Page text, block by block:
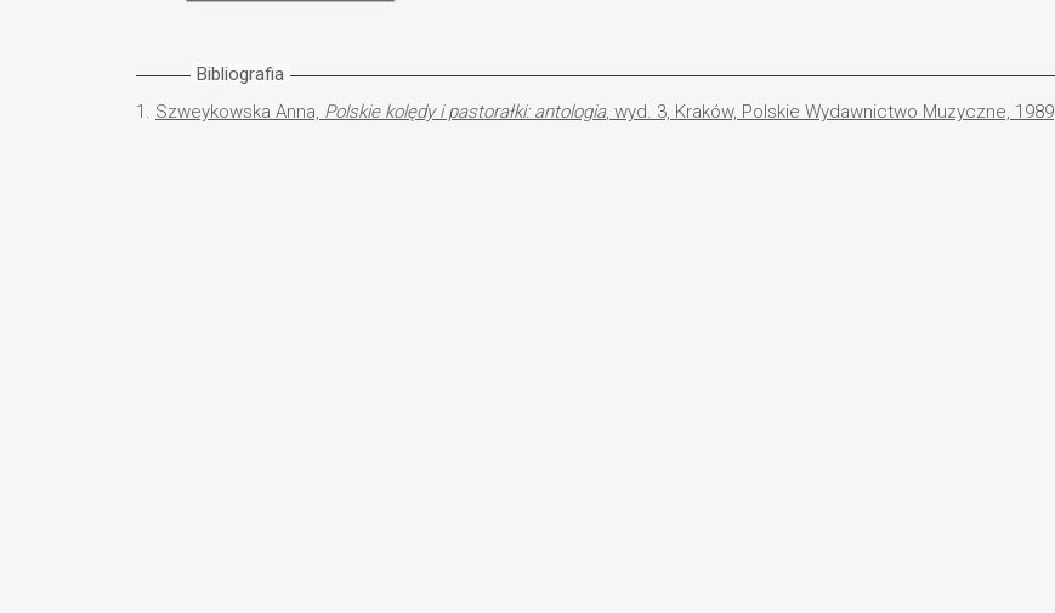
Bibliografia
1. Szweykowska Anna, Polskie kolędy i pastorałki: antologia, wyd. 3, Kraków, Polskie Wydawnictwo Muzyczne, 1989